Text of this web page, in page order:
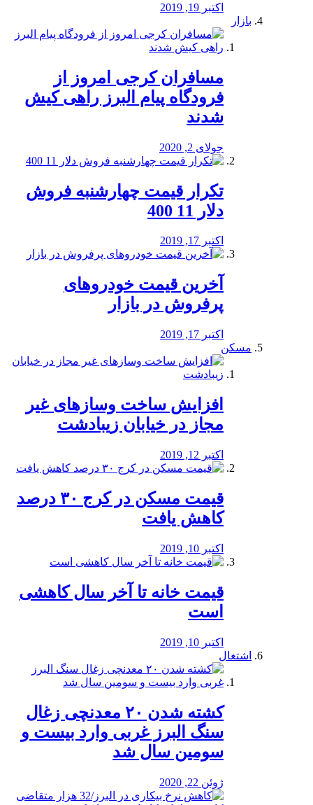
اکتبر 19, 2019
بازار
مسافران کرجی امروز از
فرودگاه پیام البرز راهی کیش
شدند
جولای 2, 2020
تکرار قیمت چهارشنبه فروش
دلار 11 400
اکتبر 17, 2019
آخرین قیمت خودرو‌های
پرفروش در بازار
اکتبر 17, 2019
مسکن
افزایش ساخت وسازهای غیر
مجاز در خیابان زیبادشت
اکتبر 12, 2019
️قیمت مسکن در کرج ۳۰ درصد
کاهش یافت
اکتبر 10, 2019
قیمت خانه تا آخر سال کاهشی
است
اکتبر 10, 2019
اشتغال
کشته شدن ۲۰ معدنچی زغال
سنگ البرز غربی وارد بیست و
سومین سال شد
ژوئن 22, 2020